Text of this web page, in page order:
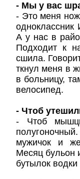
- Мы у вас
- Это меня
А у нас в
Подходит к
сшила.
ткнул меня в
в больницу,
велосипед.
- Чтоб
- Чтоб
мужичок и
Месяц бульон
бутылок